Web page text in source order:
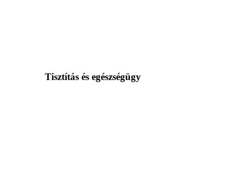
Tisztítás és egészségügy